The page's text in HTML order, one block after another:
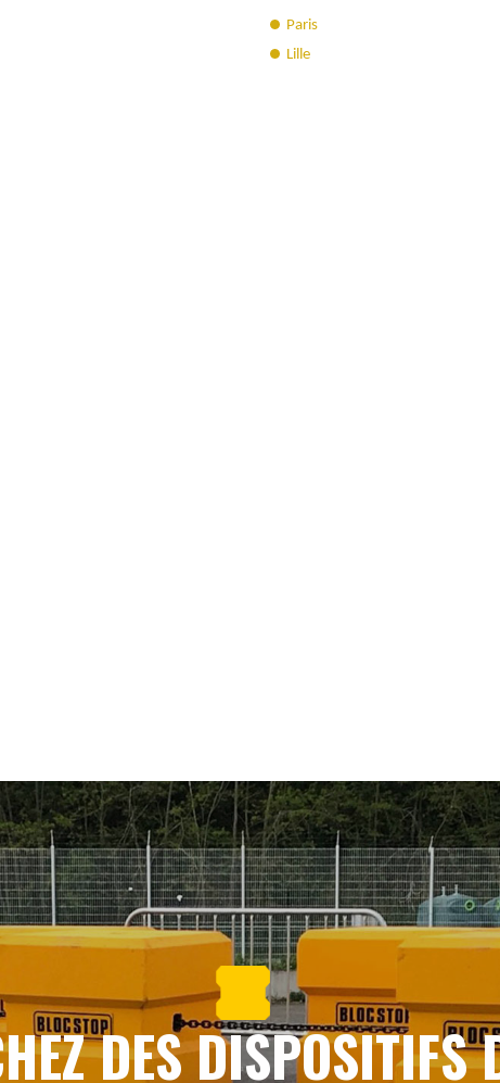
Paris
Lille
DES DISPOSITIFS